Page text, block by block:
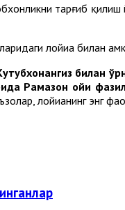
тарғиб қилиш
лойиҳа билан
билан
Рамазон ойи
лойиҳанинг энг